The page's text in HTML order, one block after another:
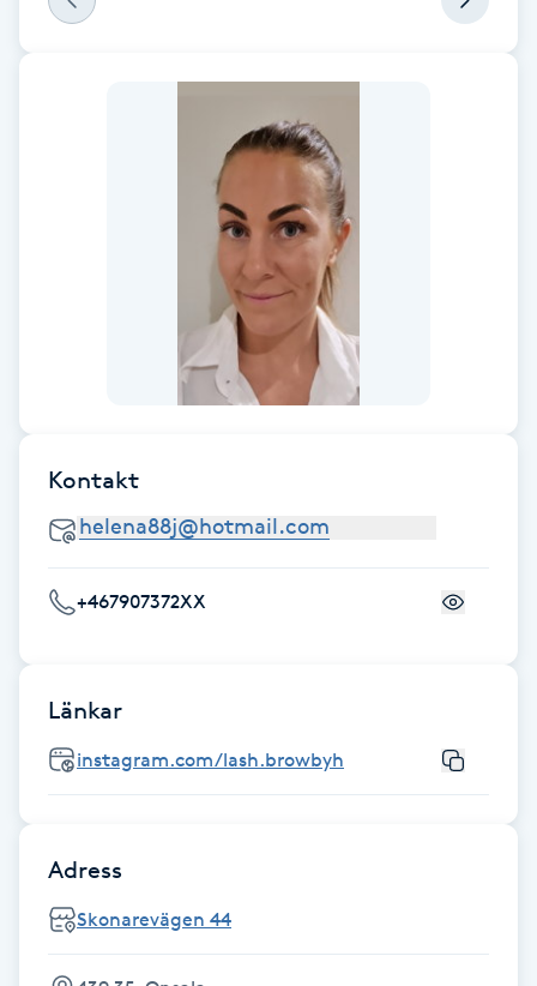
Fillers
Fotmassage
Fransborttagning
Fransfärgning
Kontakt
+467907372XX
Länkar
instagram.com/lash.browbyh
Adress
Skonarevägen 44